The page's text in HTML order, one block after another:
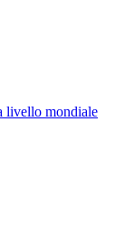
livello mondiale